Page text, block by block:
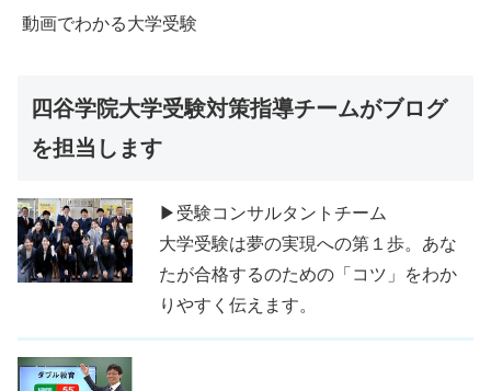
動画でわかる大学受験
四谷学院大学受験対策指導チームがブログ
を担当します
▶受験コンサルタントチーム
大学受験は夢の実現への第１歩。あな
たが合格するのための「コツ」をわか
りやすく伝えます。